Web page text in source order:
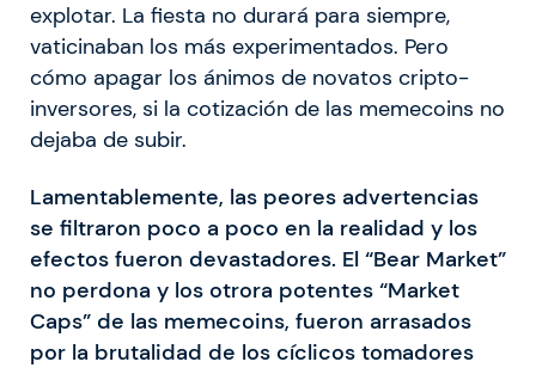
explotar. La fiesta no durará para siempre,
vaticinaban los más experimentados. Pero
cómo apagar los ánimos de novatos cripto-
inversores, si la cotización de las memecoins no
dejaba de subir.
Lamentablemente, las peores advertencias
se filtraron poco a poco en la realidad y los
efectos fueron devastadores. El “Bear Market”
no perdona y los otrora potentes “Market
Caps” de las memecoins, fueron arrasados
por la brutalidad de los cíclicos tomadores